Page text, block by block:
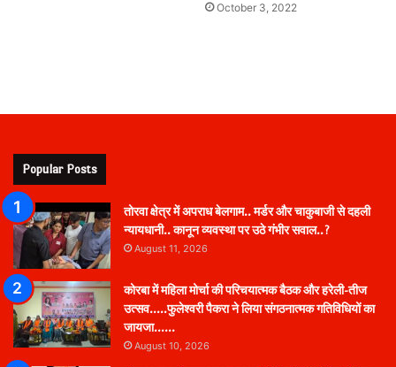
October 3, 2022
Popular Posts
तोरवा क्षेत्र में अपराध बेलगाम.. मर्डर और चाकुबाजी से दहली
न्यायधानी.. कानून व्यवस्था पर उठे गंभीर सवाल..?
August 11, 2026
कोरबा में महिला मोर्चा की परिचयात्मक बैठक और हरेली-तीज
उत्सव…..फुलेश्वरी पैकरा ने लिया संगठनात्मक गतिविधियों का
जायजा……
August 10, 2026